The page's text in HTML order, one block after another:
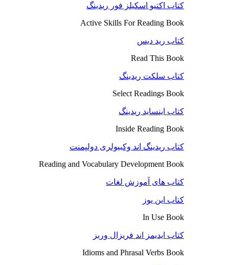
کتاب اکتیو اسکیلز فور ریدینگ
Active Skills For Reading Book
کتاب رید دیس
Read This Book
کتاب سلکت ریدینگ
Select Readings Book
کتاب اینساید ریدینگ
Inside Reading Book
کتاب ریدینگ اند وکبیولری دولپمنت
Reading and Vocabulary Development Book
کتاب های آموزش لغات
کتاب این یوز
In Use Book
کتاب ایدیمز اند فریزال وربز
Idioms and Phrasal Verbs Book